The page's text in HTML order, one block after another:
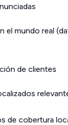
el mundo real
de clientes
de cobertura